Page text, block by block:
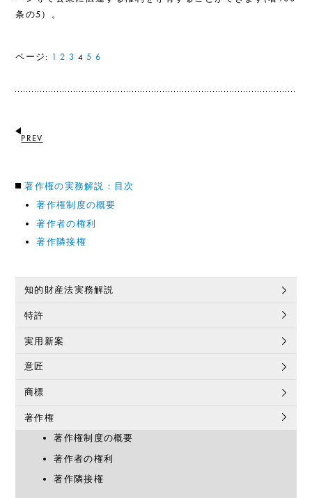
条の5）。
ページ: 1 2 3 4 5 6
PREV
著作権の実務解説：目次
著作権制度の概要
著作者の権利
著作隣接権
知的財産法実務解説
特許
実用新案
意匠
商標
著作権
著作権制度の概要
著作者の権利
著作隣接権